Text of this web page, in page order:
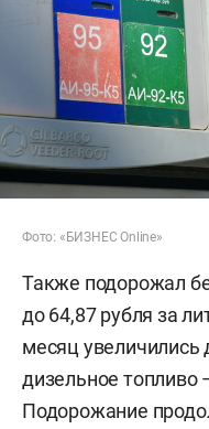
Фото: «БИЗНЕС Online»
Также подорожал
до 64,87 рубля за
месяц увеличились
дизельное топливо
Подорожание